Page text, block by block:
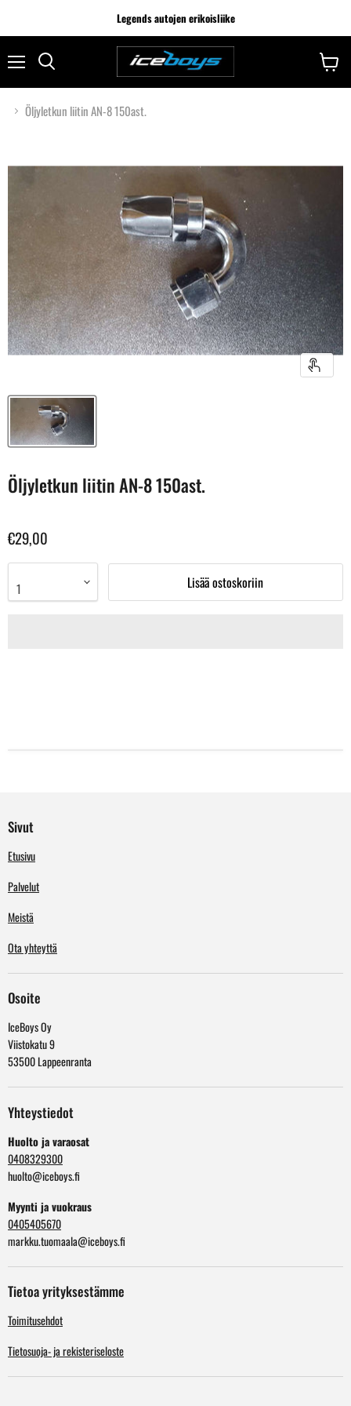
Legends autojen erikoisliike
Öljyletkun liitin AN-8 150ast.
Öljyletkun liitin AN-8 150ast.
€29,00
Lisää ostoskoriin
Sivut
Etusivu
Palvelut
Meistä
Ota yhteyttä
Osoite
IceBoys Oy
Viistokatu 9
53500 Lappeenranta
Yhteystiedot
Huolto ja varaosat
0408329300
huolto@iceboys.fi
Myynti ja vuokraus
0405405670
markku.tuomaala@iceboys.fi
Tietoa yrityksestämme
Toimitusehdot
Tietosuoja- ja rekisteriseloste